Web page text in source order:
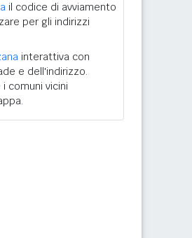
il codice di avviamento
per gli indirizzi
interattiva con
e dell'indirizzo.
comuni vicini